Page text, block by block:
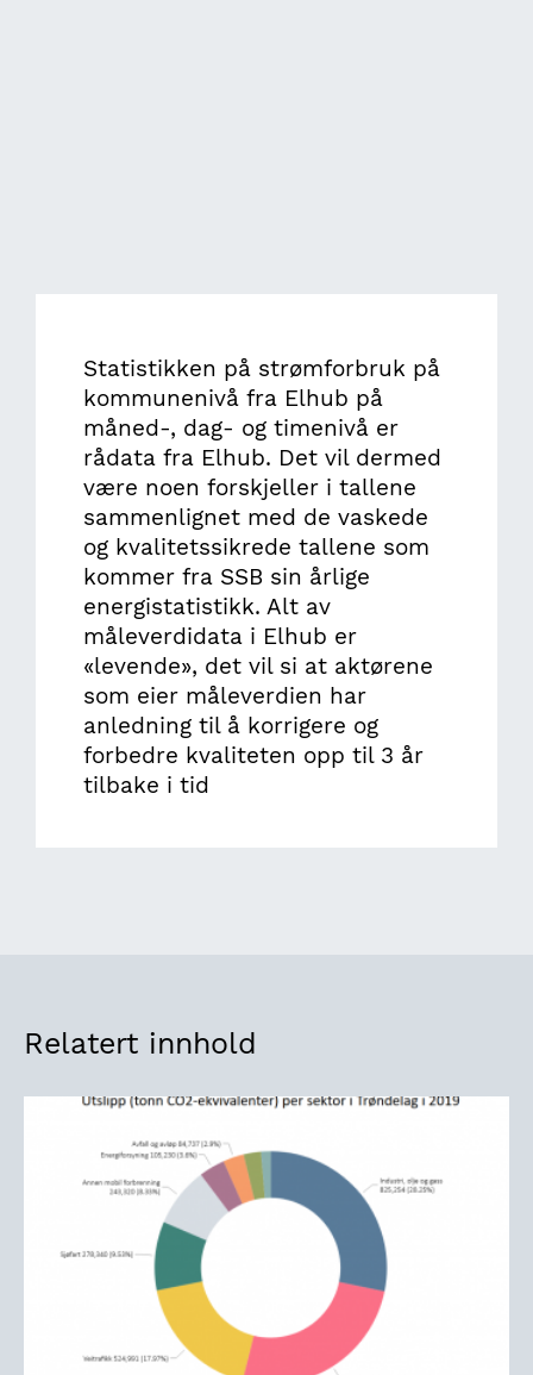
Statistikken på strømforbruk på
kommunenivå fra Elhub på
måned-, dag- og timenivå er
rådata fra Elhub. Det vil dermed
være noen forskjeller i tallene
sammenlignet med de vaskede
og kvalitetssikrede tallene som
kommer fra SSB sin årlige
energistatistikk. Alt av
måleverdidata i Elhub er
«levende», det vil si at aktørene
som eier måleverdien har
anledning til å korrigere og
forbedre kvaliteten opp til 3 år
tilbake i tid
Relatert innhold